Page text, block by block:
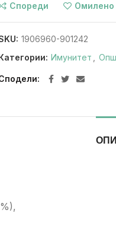
Спореди Омилено
1906960-901242
Имунитет